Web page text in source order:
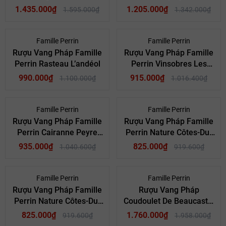
Rượi vamg Famille Perrin
Famille Perrin là ai?
Perrin tiếp quản điền trang Château de Beaucastel vào đầu thế kỷ 20.
suốt qua nhiều thế hệ. Hiện nay, thế hệ thứ 4 và thứ 5 của gia đình
Rouge
1.435.000₫ 1.595.000₫
Christins Rouge
1.205.000₫ 1.342.000₫
Famille Perrin
Rượu Vang Pháp Famille
Perrin Rasteau L’andéol
990.000₫
1.100.000₫
Famille Perrin
Rượu Vang Pháp Famille
Perrin Vinsobres Les
Cornuds Rouge
915.000₫ 1.016.400₫
Famille Perrin
Rượu Vang Pháp Famille
Perrin Cairanne Peyre
Blanche Rouge
935.000₫ 1.040.600₫
Famille Perrin
Rượu Vang Pháp Famille
Perrin Nature Côtes-Du-
Rhône Rouge
825.000₫ 919.600₫
Famille Perrin
Rượu Vang Pháp Famille
Perrin Nature Côtes-Du-
Rhône Rose
825.000₫ 919.600₫
Famille Perrin
Rượu Vang Pháp
Coudoulet De Beaucastel
Blanc
1.760.000₫ 1.958.000₫